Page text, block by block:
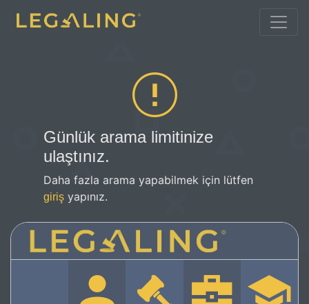
Günlük arama limitinize
ulaştınız.
Daha fazla arama yapabilmek için lütfen
giriş yapınız.